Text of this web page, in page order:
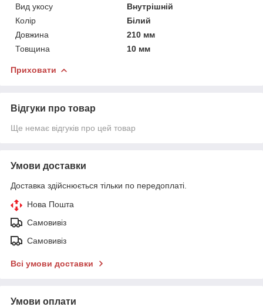
Вид укосу
Внутрішній
Колір
Білий
Довжина
210 мм
Товщина
10 мм
Приховати
Відгуки про товар
Ще немає відгуків про цей товар
Умови доставки
Доставка здійснюється тільки по передоплаті.
Нова Пошта
Самовивіз
Самовивіз
Всі умови доставки
Умови оплати